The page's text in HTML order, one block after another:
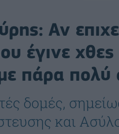
Αν
έγινε
πάρα πολύ
δομές,
και